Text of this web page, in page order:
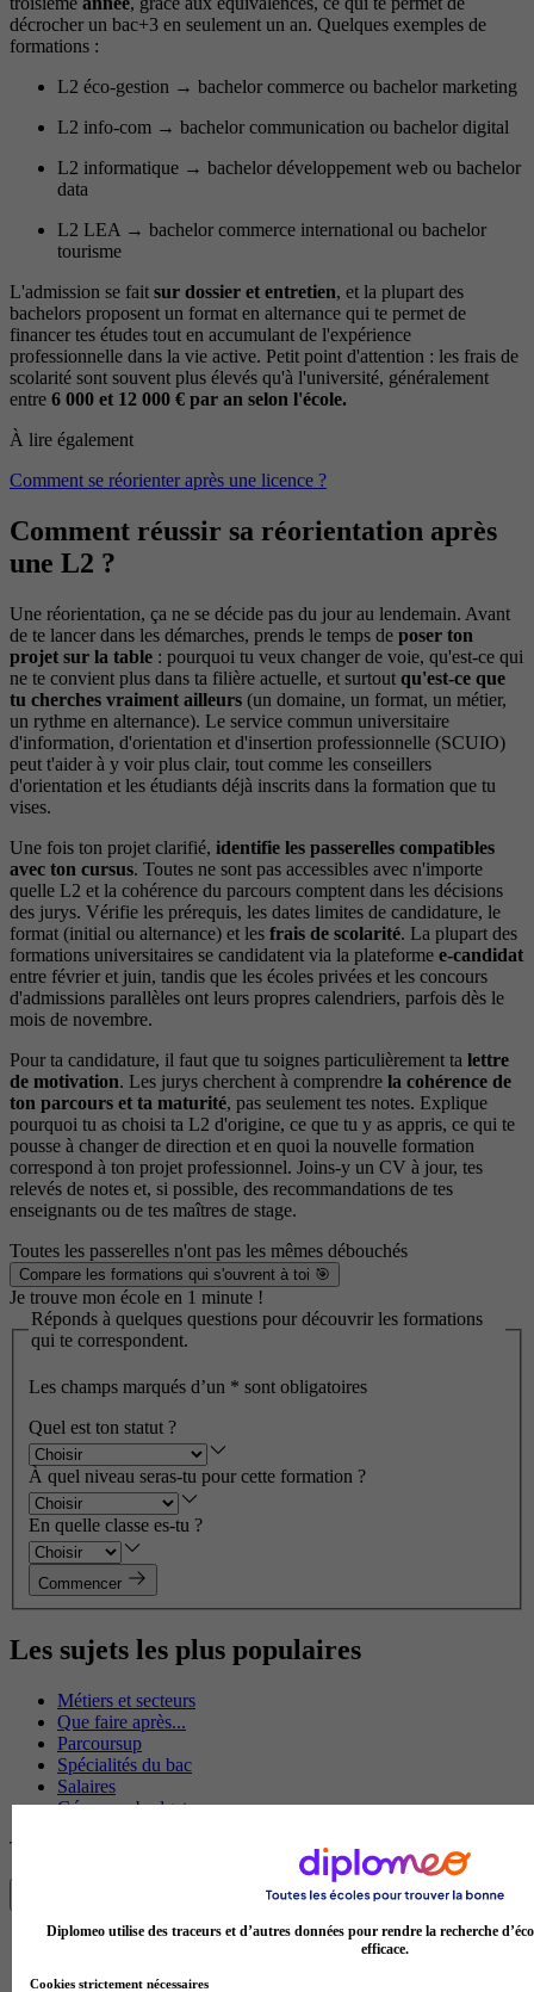
décrocher un bac+3 en seulement un an. Quelques exemples de
formations :
L2 éco-gestion → bachelor commerce ou bachelor marketing
L2 info-com → bachelor communication ou bachelor digital
L2 informatique → bachelor développement web ou bachelor
data
L2 LEA → bachelor commerce international ou bachelor
tourisme
L'admission se fait sur dossier et entretien, et la plupart des
bachelors proposent un format en alternance qui te permet de
financer tes études tout en accumulant de l'expérience
professionnelle dans la vie active. Petit point d'attention : les frais de
scolarité sont souvent plus élevés qu'à l'université, généralement
entre 6 000 et 12 000 € par an selon l'école.
À lire également
Comment se réorienter après une licence ?
Comment réussir sa réorientation après
une L2 ?
Une réorientation, ça ne se décide pas du jour au lendemain. Avant
de te lancer dans les démarches, prends le temps de poser ton
projet sur la table : pourquoi tu veux changer de voie, qu'est-ce qui
ne te convient plus dans ta filière actuelle, et surtout qu'est-ce que
tu cherches vraiment ailleurs (un domaine, un format, un métier,
un rythme en alternance). Le service commun universitaire
d'information, d'orientation et d'insertion professionnelle (SCUIO)
peut t'aider à y voir plus clair, tout comme les conseillers
d'orientation et les étudiants déjà inscrits dans la formation que tu
vises.
Une fois ton projet clarifié, identifie les passerelles compatibles
avec ton cursus. Toutes ne sont pas accessibles avec n'importe
quelle L2 et la cohérence du parcours comptent dans les décisions
des jurys. Vérifie les prérequis, les dates limites de candidature, le
format (initial ou alternance) et les frais de scolarité. La plupart des
formations universitaires se candidatent via la plateforme e-candidat
entre février et juin, tandis que les écoles privées et les concours
d'admissions parallèles ont leurs propres calendriers, parfois dès le
mois de novembre.
Pour ta candidature, il faut que tu soignes particulièrement ta lettre
de motivation. Les jurys cherchent à comprendre la cohérence de
ton parcours et ta maturité, pas seulement tes notes. Explique
pourquoi tu as choisi ta L2 d'origine, ce que tu y as appris, ce qui te
pousse à changer de direction et en quoi la nouvelle formation
correspond à ton projet professionnel. Joins-y un CV à jour, tes
relevés de notes et, si possible, des recommandations de tes
enseignants ou de tes maîtres de stage.
Toutes les passerelles n'ont pas les mêmes débouchés
Compare les formations qui s'ouvrent à toi 🎯
Je trouve mon école en 1 minute !
Réponds à quelques questions pour découvrir les formations
qui te correspondent.
Les champs marqués d’un * sont obligatoires
Quel est ton statut ?
À quel niveau seras-tu pour cette formation ?
En quelle classe es-tu ?
Commencer
Les sujets les plus populaires
Métiers et secteurs
Que faire après...
Parcoursup
Spécialités du bac
Salaires
Gérer son budget
Trouve ton diplôme en 1 min avec Diplomeo !
Diplomeo utilise des traceurs et d’autres données pour rendre la recherche
efficace.
Cookies strictement nécessaires